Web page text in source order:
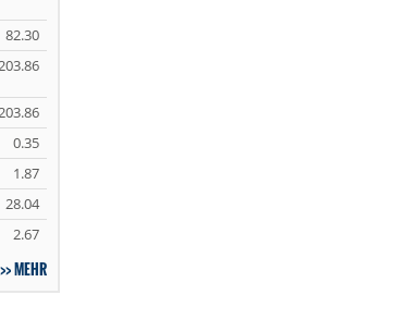
82.30
0.35
1.87
28.04
2.67
MEHR